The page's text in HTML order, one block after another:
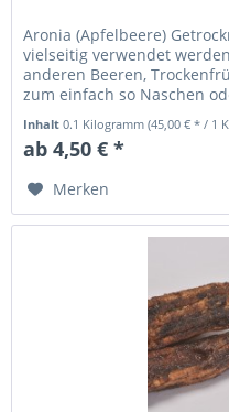
Aronia (Apfelbeere)
vielseitig verwendet
anderen Beeren,
zum einfach so Naschen
Inhalt0.1 Kilogramm(45,00 € * / 1
ab 4,50 € *
Merken